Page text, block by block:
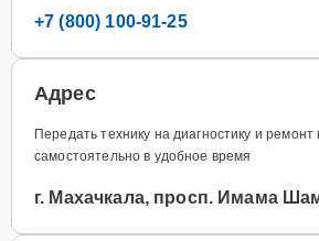
+7 (800) 100-91-25
Адрес
Передать технику на диагностику и
самостоятельно в удобное время
г. Махачкала, просп. Имама